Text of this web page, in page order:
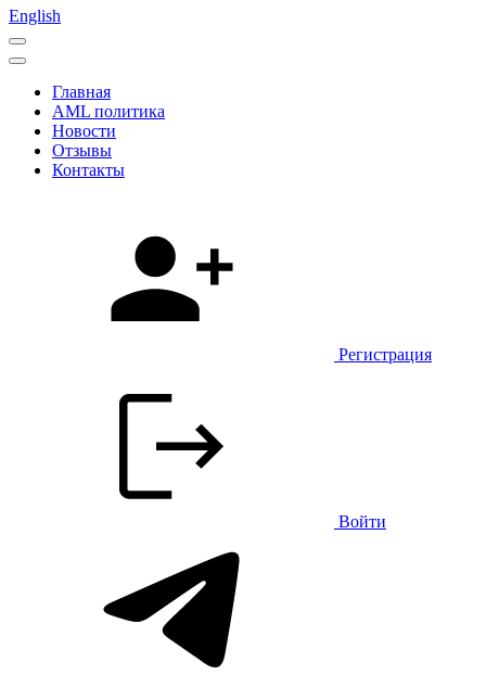
English
Главная
AML политика
Новости
Отзывы
Контакты
Регистрация
Войти